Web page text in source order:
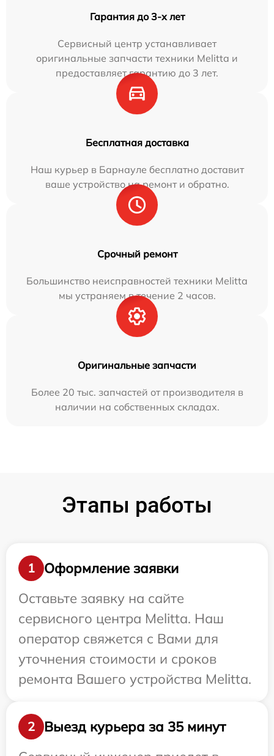
Гарантия до 3-х лет
Сервисный центр устанавливает
оригинальные запчасти техники Melitta и
предоставляет гарантию до 3 лет.
Бесплатная доставка
Наш курьер в Барнауле бесплатно доставит
ваше устройство на ремонт и обратно.
Срочный ремонт
Большинство неисправностей техники Melitta
мы устраняем в течение 2 часов.
Оригинальные запчасти
Более 20 тыс. запчастей от производителя в
наличии на собственных складах.
Этапы работы
1
Оформление заявки
Оставьте заявку на сайте
сервисного центра Melitta. Наш
оператор свяжется с Вами для
уточнения стоимости и сроков
ремонта Вашего устройства Melitta.
2
Выезд курьера за 35 минут